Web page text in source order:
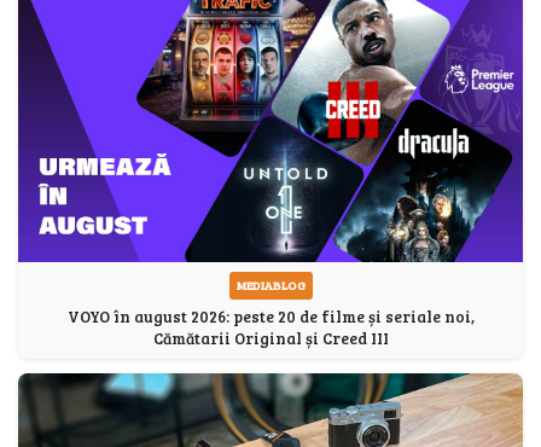
MEDIABLOG
VOYO în august 2026: peste 20 de filme și seriale noi,
Cămătarii Original și Creed III